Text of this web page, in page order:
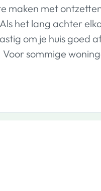
maken met
om je huis goed
Voor sommige